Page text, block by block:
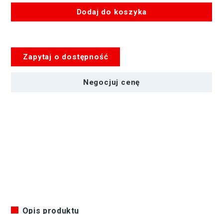
Dodaj do koszyka
ENELOOP
Zapytaj o dostępność
Negocjuj cenę
Opis produktu